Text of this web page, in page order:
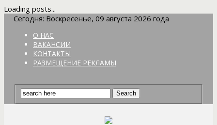
Loading posts...
Сегодня: Воскресенье, 09 августа 2026 года
О НАС
ВАКАНСИИ
КОНТАКТЫ
РАЗМЕЩЕНИЕ РЕКЛАМЫ